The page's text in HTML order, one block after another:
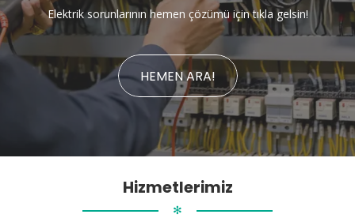
Elektrik sorunlarının hemen çözümü için tıkla gelsin!
HEMEN ARA!
Hizmetlerimiz
✻